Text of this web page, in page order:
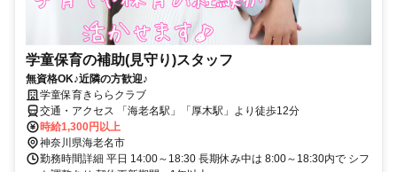
学童保育の補助(見守り)スタッフ
無資格OK♪近隣の方歓迎♪
学童保育きららクラブ
交通・アクセス 「海老名駅」「厚木駅」より徒歩12分
時給1,300円以上
神奈川県海老名市
勤務時間詳細 平日 14:00～18:30 長期休み中は 8:00～18:30内で シフ